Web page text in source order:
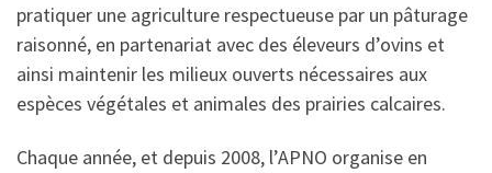
pratiquer une agriculture respectueuse par un pâturage
raisonné, en partenariat avec des éleveurs d’ovins et
ainsi maintenir les milieux ouverts nécessaires aux
espèces végétales et animales des prairies calcaires.
Chaque année, et depuis 2008, l’APNO organise en